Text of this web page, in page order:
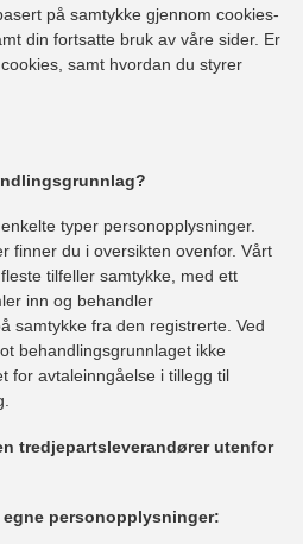
på samtykke gjennom cookies-
din fortsatte bruk av våre sider. Er
samt hvordan du styrer
typer personopplysninger.
finner du i oversikten ovenfor. Vårt
tilfeller samtykke, med ett
inn og behandler
samtykke fra den registrerte. Ved
behandlingsgrunnlaget ikke
for avtaleinngåelse i tillegg til
tredjepartsleverandører utenfor
personopplysninger: